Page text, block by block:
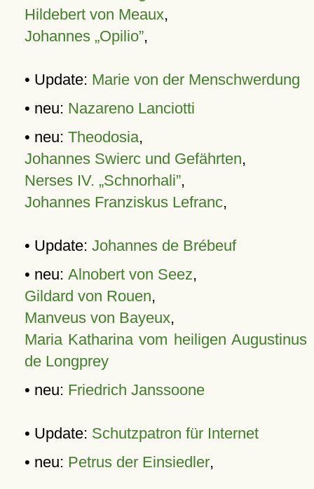
Hildebert von Meaux,
Johannes „Opilio”,
• Update: Marie von der Menschwerdung
• neu: Nazareno Lanciotti
• neu: Theodosia,
Johannes Swierc und Gefährten,
Nerses IV. „Schnorhali”,
Johannes Franziskus Lefranc,
• Update: Johannes de Brébeuf
• neu: Alnobert von Seez,
Gildard von Rouen,
Manveus von Bayeux,
Maria Katharina vom heiligen Augustinus
de Longprey
• neu: Friedrich Janssoone
• Update: Schutzpatron für Internet
• neu: Petrus der Einsiedler,